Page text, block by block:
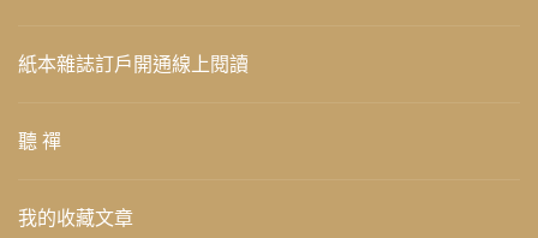
紙本雜誌訂戶開通線上閱讀
聽 禪
我的收藏文章